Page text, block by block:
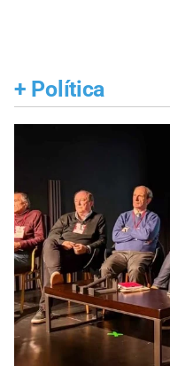
+ Política